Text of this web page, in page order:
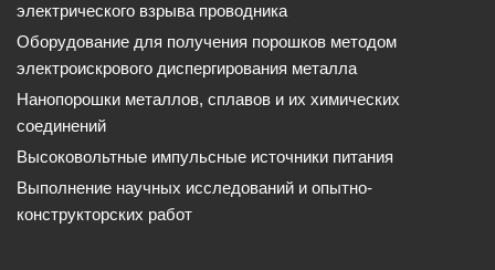
электрического взрыва проводника
Оборудование для получения порошков методом
электроискрового диспергирования металла
Нанопорошки металлов, сплавов и их химических
соединений
Высоковольтные импульсные источники питания
Выполнение научных исследований и опытно-
конструкторских работ